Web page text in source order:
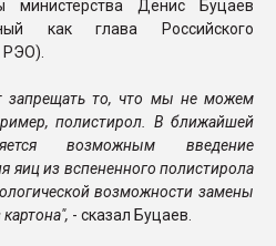
министерства Денис Буцаев
как глава Российского
РЭО).
запрещать то, что мы не можем
полистирол. В ближайшей
возможным введение
яиц из вспененного полистирола
возможности замены
- сказал Буцаев.